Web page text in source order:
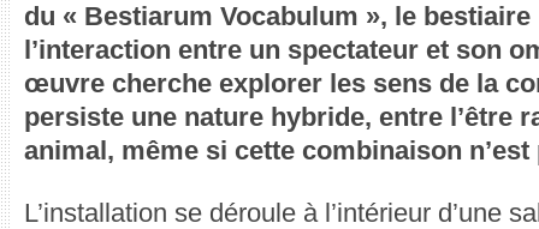
du « Bestiarum Vocabulum », le
l’interaction entre un spectateur et son
œuvre cherche explorer les sens de la
persiste une nature hybride, entre l’être
animal, même si cette combinaison
L’installation se déroule à l’intérieur d’une